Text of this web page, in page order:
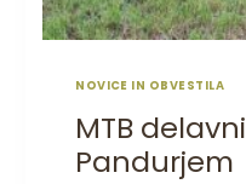
NOVICE IN OBVESTILA
MTB
Pandurjem